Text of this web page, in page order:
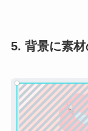
5. 背景に素材